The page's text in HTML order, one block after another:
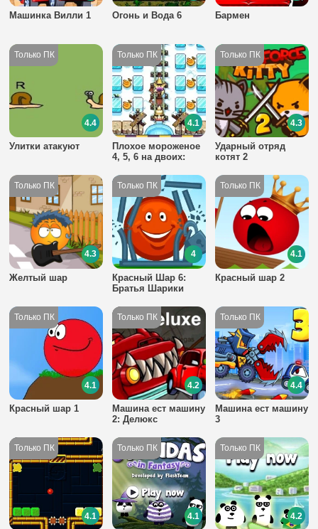
Машинка Вилли 1 Огонь и Вода 6 Бармен
Улитки атакуют
4.4
Плохое мороженое
4, 5, 6 на двоих:
4.1
Ударный отряд
котят 2
4.3
Желтый шар
4.3
Красный Шар 6:
Братья Шарики
4
Красный шар 2
4.1
Красный шар 1
4.1
Машина ест машину
2: Делюкс
4.2
Машина ест машину
3
4.4
4.1 4.1 4.2